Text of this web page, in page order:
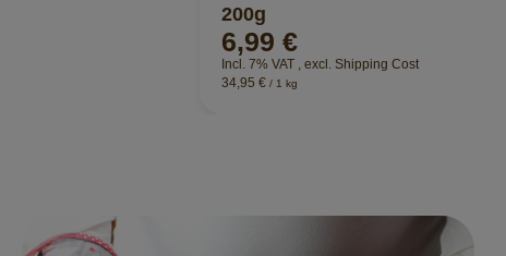
200g
6,99 €
Incl. 7% VAT , excl. Shipping Cost
34,95 € / 1 kg